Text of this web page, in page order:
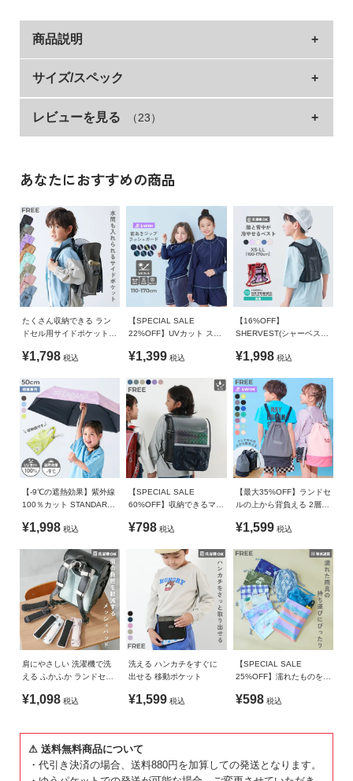
ド・
デ
ロ
ッ
ク
に
つ
い
て
お
買
い
物
ガ
イ
ド
よ
く
質
問
FOLLOW
商品説明
暑い夏の通学は、ランドセルと背中の間が蒸れて、汗
で身体や服がベトベトに。
そのままクーラーを浴びると冷えの原因にも。
背中のムレを少しでも軽減し、もっと快適に通学させてあげた
そんな思いで生まれたアイテムです。
・保冷剤を入れられるポケット付き
・メッシュパッドにはクッション材を挿入
・取り付け簡単
・テープの長さを見直し、様々なランドセルに対応
・フックの素材を変更し、重さを軽減
・洗濯機でお手入れできる
配色やブランドネームをつけることで、devirockらしさもプラ
スしたオリジナルのメッシュパッドです。
※保冷剤は付属しておりません。お手持ちの保冷剤をご使用く
ださい。
■素材
通気性の良いメッシュ素材
メッシュ素材なので風通しがよく、暑い日の背中蒸れを軽減し
ます。
クッション性もあるので、快適な付け心地。
家庭洗濯ができ、お手入れ簡単な点も嬉しいポイントです。
※金属金具を外し、洗濯機の手洗いモードを使用してくださ
伸縮性：-
サイズ/スペック
サイ
ズ
ポケッ
ト高さ
保冷剤
入れ口
下ルー
プ長さ
ナー止めた状態)
素材・仕様
ポリエステル100%
生産国
CHINA
備考
洗濯方法
不可 / 日陰つり干し/ 洗濯ネット使用
ご注意事項
・摩擦や水、汗などで色が移ることがあります。ご注意くだ
さい。
・平置きにて採寸しているため、サイズや形に多少の誤差が
生じる場合があります。あらかじめご了承ください。
素材・サイズ等の品質に違いはございません。
・ご使用のパソコンやブラウザの環境により、実際の色とは
多少異なる場合がございます。
レビューを見る （23）
あなたにおすすめの商品
たくさん収納できる ラン
ドセル用サイドポケット
¥1,798 税込
【SPECIAL SALE
22%OFF】UVカット スク
ュガード
¥1,399 税込
【16%OFF】
SHERVEST(シャーベスト)
冷やせる メッシュベスト
¥1,998 税込
【-9℃の遮熱効果】紫外線
100％カット STANDARD
¥1,998 税込
【SPECIAL SALE
60%OFF】収納できるマチ
ンドセルカバー
¥798 税込
【最大35%OFF】ランドセ
ルの上から背負える 2層式
ク
¥1,599 税込
肩にやさしい 洗濯機で洗
える ふかふか ランドセル
¥1,098 税込
洗える ハンカチをすぐに
出せる 移動ポケット
¥1,599 税込
【SPECIAL SALE
25%OFF】濡れたものを収
巾着
¥598 税込
⚠ 送料無料商品について
・代引き決済の場合、送料880円を加算しての発送となります。